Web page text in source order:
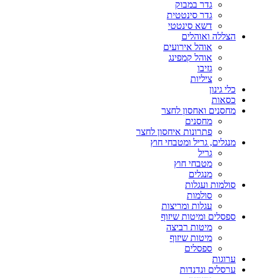
גדר במבוק
גדר סינטטית
דשא סינטטי
הצללה ואוהלים
אוהל אירועים
אוהל קמפינג
גזיבו
ציליות
כלי גינון
כסאות
מחסנים ואחסון לחצר
מחסנים
פתרונות איחסון לחצר
מנגלים, גריל ומטבחי חוץ
גריל
מטבחי חוץ
מנגלים
סולמות ועגלות
סולמות
עגלות ומריצות
ספסלים ומיטות שיזוף
מיטות רביצה
מיטות שיזוף
ספסלים
ערוגות
ערסלים ונדנדות